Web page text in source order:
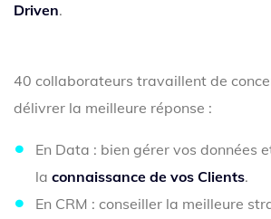
Driven.
40 collaborateurs travaillent de
délivrer la meilleure réponse :
En Data : bien gérer vos données
la connaissance de vos Clients.
En CRM : conseiller la meilleure